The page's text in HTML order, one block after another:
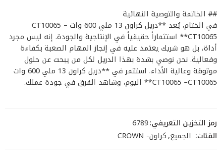
## الخاتمة والتوصية النهائية
في الختام، يُعد **دريل كراون 13 ملي 600 وات CT10065 –
CT10065** استثماراً حقيقياً في الإنتاجية والجودة. إنه ليس مجرد
أداة، بل هو شريك يعتمد عليه في إنجاز المهام الصعبة بكفاءة
وفعالية. نحن نوصي بشدة بهذا الدريل لكل من يبحث عن حلول
موثوقة وعالية الأداء. استثمر في **دريل كراون 13 ملي 600 وات
CT10065 –CT10065** اليوم، وشاهد الفرق في جودة عملك.
رمز التخزين التعريفي:6789
الفئات: الجميع,كراون- CROWN